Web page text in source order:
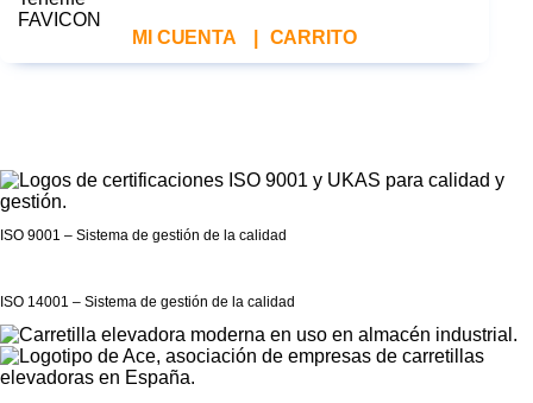
MI CUENTA CARRITO
ISO 9001 – Sistema de gestión de la calidad
ISO 14001 – Sistema de gestión de la calidad